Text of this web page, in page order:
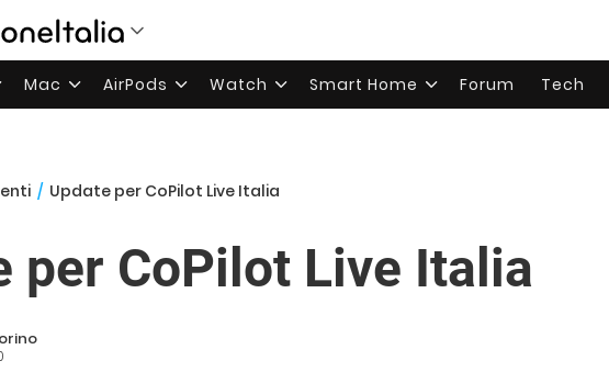
Mac AirPods Watch Smart Home Forum Tech
/ Update per CoPilot Live Italia
per CoPilot Live Italia